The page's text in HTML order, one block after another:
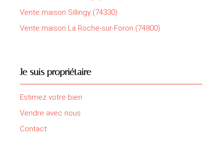
Vente maison Sillingy (74330)
Vente maison La Roche-sur-Foron (74800)
Je suis propriétaire
Estimez votre bien
Vendre avec nous
Contact